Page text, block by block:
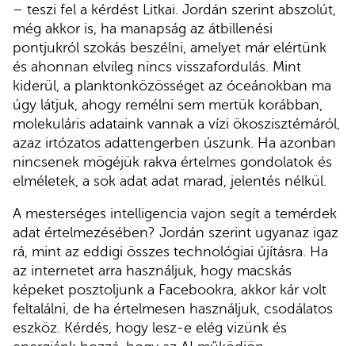
– teszi fel a kérdést Litkai. Jordán szerint abszolút,
még akkor is, ha manapság az átbillenési
pontjukról szokás beszélni, amelyet már elértünk
és ahonnan elvileg nincs visszafordulás. Mint
kiderül, a planktonközösséget az óceánokban ma
úgy látjuk, ahogy remélni sem mertük korábban,
molekuláris adataink vannak a vízi ökoszisztémáról,
azaz irtózatos adattengerben úszunk. Ha azonban
nincsenek mögéjük rakva értelmes gondolatok és
elméletek, a sok adat adat marad, jelentés nélkül.
A mesterséges intelligencia vajon segít a temérdek
adat értelmezésében? Jordán szerint ugyanaz igaz
rá, mint az eddigi összes technológiai újításra. Ha
az internetet arra használjuk, hogy macskás
képeket posztoljunk a Facebookra, akkor kár volt
feltalálni, de ha értelmesen használjuk, csodálatos
eszköz. Kérdés, hogy lesz-e elég vizünk és